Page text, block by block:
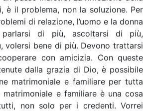
è il problema, non la soluzione. Per
di relazione, l’uomo e la donna
parlarsi di più, ascoltarsi di più,
volersi bene di più. Devono trattarsi
con amicizia. Con queste
dalla grazia di Dio, è possibile
matrimoniale e familiare per tutta
e familiare è una cosa
non solo per i credenti. Vorrei